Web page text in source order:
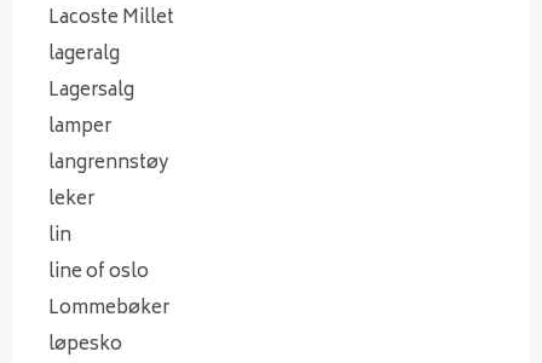
Lacoste Millet
lageralg
Lagersalg
lamper
langrennstøy
leker
lin
line of oslo
Lommebøker
løpesko